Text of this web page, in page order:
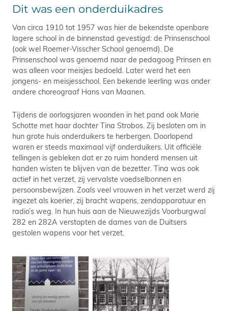
Dit was een onderduikadres
Van circa 1910 tot 1957 was hier de bekendste openbare
lagere school in de binnenstad gevestigd: de Prinsenschool
(ook wel Roemer-Visscher School genoemd). De
Prinsenschool was genoemd naar de pedagoog Prinsen en
was alleen voor meisjes bedoeld. Later werd het een
jongens- en meisjesschool. Een bekende leerling was onder
andere choreograaf Hans van Maanen.
Tijdens de oorlogsjaren woonden in het pand ook Marie
Schotte met haar dochter Tina Strobos. Zij besloten om in
hun grote huis onderduikers te herbergen. Doorlopend
waren er steeds maximaal vijf onderduikers. Uit officiële
tellingen is gebleken dat er zo ruim honderd mensen uit
handen wisten te blijven van de bezetter. Tina was ook
actief in het verzet, zij vervalste voedselbonnen en
persoonsbewijzen. Zoals veel vrouwen in het verzet werd zij
ingezet als koerier, zij bracht wapens, zendapparatuur en
radio’s weg. In hun huis aan de Nieuwezijds Voorburgwal
282 en 282A verstopten de dames van de Duitsers
gestolen wapens voor het verzet.